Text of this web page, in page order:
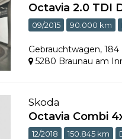
Octavia 2.0 TDI
09/2015 90.000 km
Gebrauchtwagen,184
5280 Braunau am
Skoda
Octavia Combi
12/2018 150.845 km